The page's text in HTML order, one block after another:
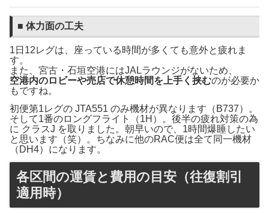
■ 体力面の工夫
1日12レグは、座っている時間が多くても意外と疲れま
す。
また、宮古・石垣空港にはJALラウンジがないため、
空港内のロビーや売店で休憩時間を上手く挟むのが必要か
もですね。
初便第1レグの JTA551 のみ機材が異なります（B737）。
そして1番のロングフライト（1H）。後半の疲れ対策の為
に クラスJ を取りました。朝早いので、1時間爆睡したい
と思います（笑）。ちなみに他のRAC便は全て同一機材
（DH4）になります。
各区間の運賃と費用の目安（往復割引
適用時）